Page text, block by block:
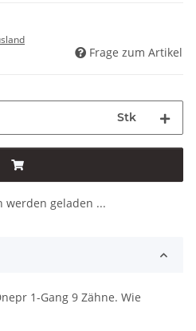
Frage zum Artikel
Stk
werden geladen ...
1-Gang 9 Zähne. Wie